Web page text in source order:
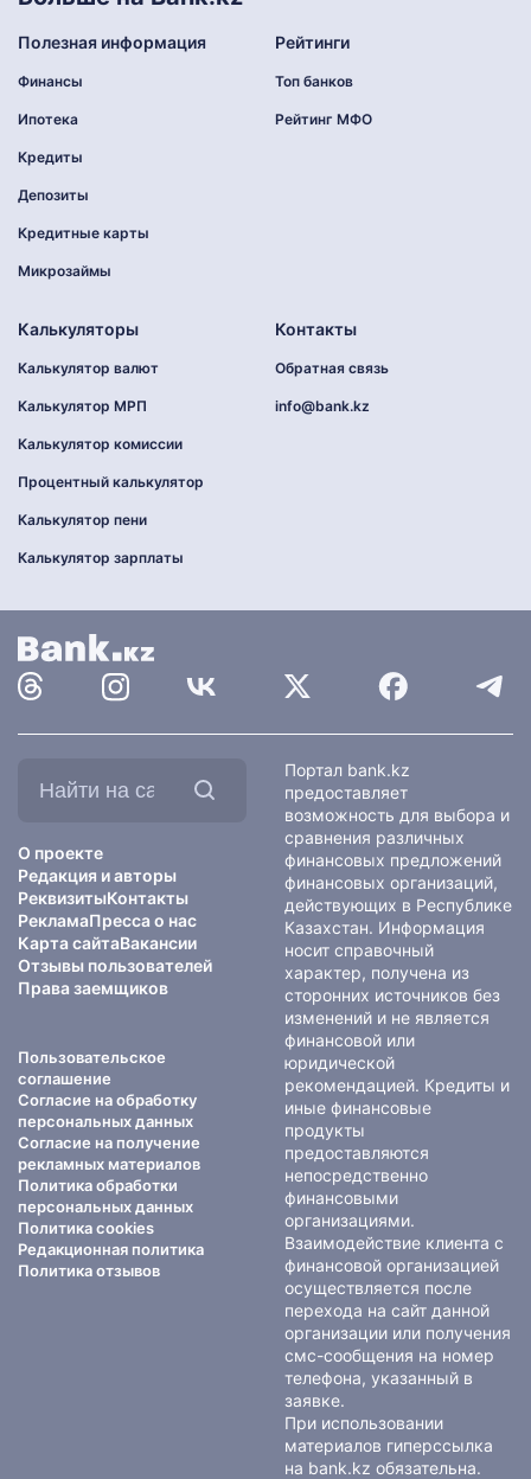
Полезная информация
Финансы
Ипотека
Кредиты
Депозиты
Кредитные карты
Микрозаймы
Рейтинги
Топ банков
Рейтинг МФО
Калькуляторы
Калькулятор валют
Калькулятор МРП
Калькулятор комиссии
Процентный калькулятор
Калькулятор пени
Калькулятор зарплаты
Контакты
Обратная связь
info@bank.kz
О проекте
Редакция и авторы
РеквизитыКонтакты
РекламаПресса о нас
Карта сайтаВакансии
Отзывы пользователей
Права заемщиков
Пользовательское
соглашение
Согласие на обработку
персональных данных
Согласие на получение
рекламных материалов
Политика обработки
персональных данных
Политика cookies
Редакционная политика
Политика отзывов
Портал bank.kz
предоставляет
возможность для выбора и
сравнения различных
финансовых предложений
финансовых организаций,
действующих в Республике
Казахстан. Информация
носит справочный
характер, получена из
сторонних источников без
изменений и не является
финансовой или
юридической
рекомендацией. Кредиты и
иные финансовые
продукты
предоставляются
непосредственно
финансовыми
организациями.
Взаимодействие клиента с
финансовой организацией
осуществляется после
перехода на сайт данной
организации или получения
смс-сообщения на номер
телефона, указанный в
заявке.
При использовании
материалов гиперссылка
на bank.kz обязательна.